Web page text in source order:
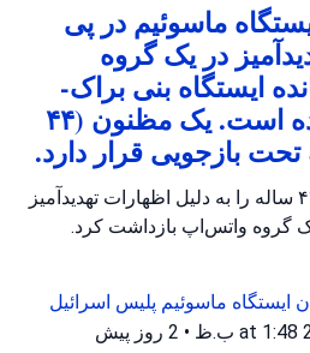
ماسوئیم در پی
در یک گروه
ایستگاه بنی براک-
رامات گان آغاز شده است. یک مظنون (۴۴
بازجویی قرار دارد.
پلیس اسرائیل یک مظنون ۴۴ ساله را به دلیل اظهارات تهدیدآمیز
گروه واتس‌اپ بازداشت کرد.
ایستگاه ماسوئیم پلیس اسرائیل
• 2 روز پیش